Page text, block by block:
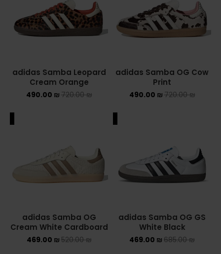
adidas Samba OG Cow
Print
720.00₪
490.00 ₪
adidas Samba Leopard
Cream Orange
720.00₪
490.00 ₪
adidas Samba OG GS
White Black
685.00₪
469.00 ₪
adidas Samba OG
Cream White Cardboard
520.00₪
469.00 ₪